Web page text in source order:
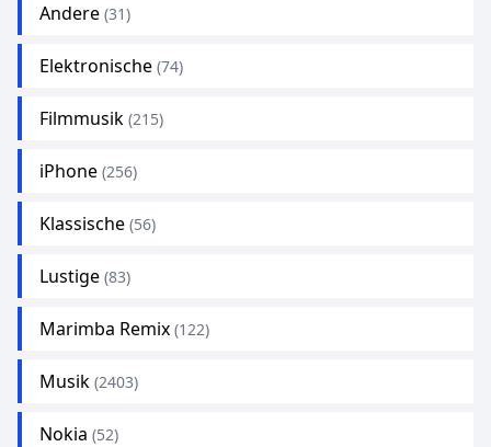
Andere (31)
Elektronische (74)
Filmmusik (215)
iPhone (256)
Klassische (56)
Lustige (83)
Marimba Remix (122)
Musik (2403)
Nokia (52)